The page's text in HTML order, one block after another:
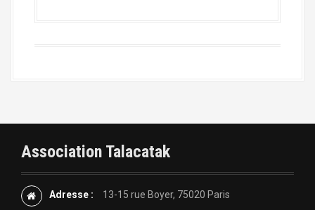
Association Talacatak
Adresse : 13-15 rue Boyer, 75020 Paris